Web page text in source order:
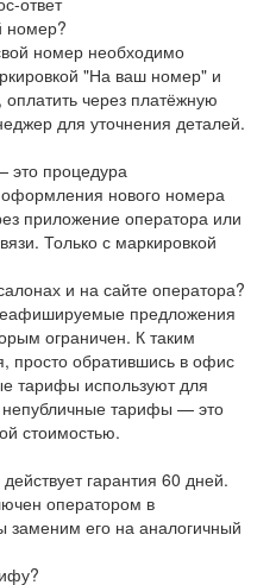
номер?
номер необходимо
"На ваш номер" и
через платёжную
для уточнения деталей.
это процедура
нового номера
приложение оператора или
Только с маркировкой
и на сайте оператора?
предложения
ограничен. К таким
просто обратившись в офис
тарифы используют для
непубличные тарифы — это
стоимостью.
гарантия 60 дней.
оператором в
заменим его на аналогичный